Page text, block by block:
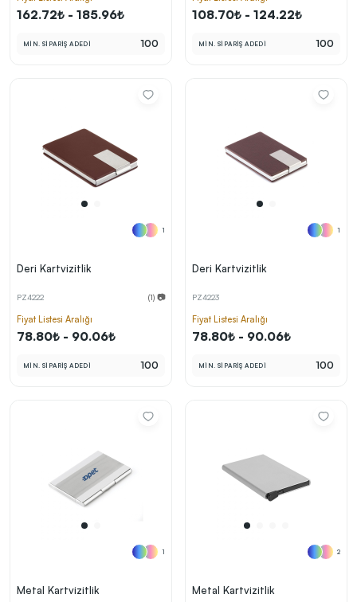
162.72₺ - 185.96₺
MİN. SİPARİŞ ADEDİ 100
108.70₺ - 124.22₺
MİN. SİPARİŞ ADEDİ 100
1
Deri Kartvizitlik
PZ4222 (1) 📷
Fiyat Listesi Aralığı
78.80₺ - 90.06₺
MİN. SİPARİŞ ADEDİ 100
1
Deri Kartvizitlik
PZ4223
Fiyat Listesi Aralığı
78.80₺ - 90.06₺
MİN. SİPARİŞ ADEDİ 100
1
Metal Kartvizitlik
2
Metal Kartvizitlik